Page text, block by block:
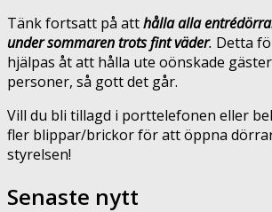
Tänk fortsatt på atthålla alla
under sommaren trots fint väder. Detta
hjälpas åt att hålla ute oönskade
personer, så gott det går.
Vill du bli tillagd i porttelefonen eller
fler blippar/brickor för att öppna
styrelsen!
Senaste nytt